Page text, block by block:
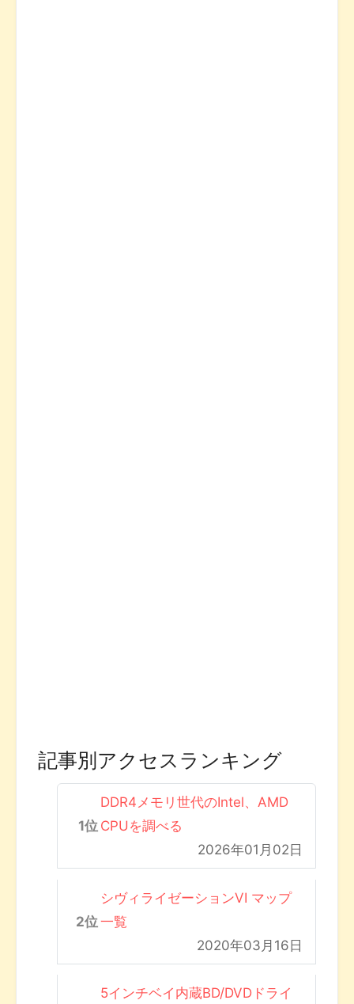
記事別アクセスランキング
DDR4メモリ世代のIntel、AMD
CPUを調べる
2026年01月02日
シヴィライゼーションVI マップ
一覧
2020年03月16日
5インチベイ内蔵BD/DVDドライ